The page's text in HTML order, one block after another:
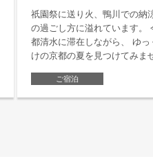
祇園祭に送り火、鴨川での納
の過ごし方に溢れています。
都清水に滞在しながら、 ゆ
けの京都の夏を見つけてみま
ご宿泊